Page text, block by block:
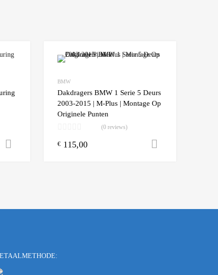
Add to Wishlist
Toevoegen aan winkelwagen
BMW
Dakdragers BMW 1 Serie 5 Deurs
2003-2015 | M-Plus | Montage Op
Originele Punten
(0 reviews)
€ 115,00